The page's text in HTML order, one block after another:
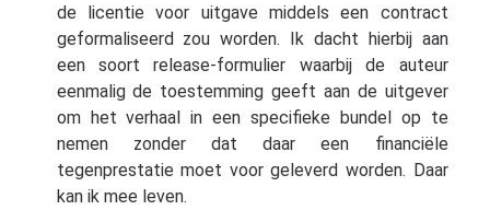
de licentie voor uitgave middels een contract
geformaliseerd zou worden. Ik dacht hierbij aan
een soort release-formulier waarbij de auteur
eenmalig de toestemming geeft aan de uitgever
om het verhaal in een specifieke bundel op te
nemen zonder dat daar een financiële
tegenprestatie moet voor geleverd worden. Daar
kan ik mee leven.